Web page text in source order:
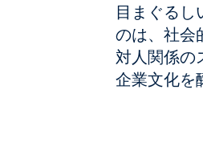
目まぐるし
のは、社会
対人関係の
企業文化を